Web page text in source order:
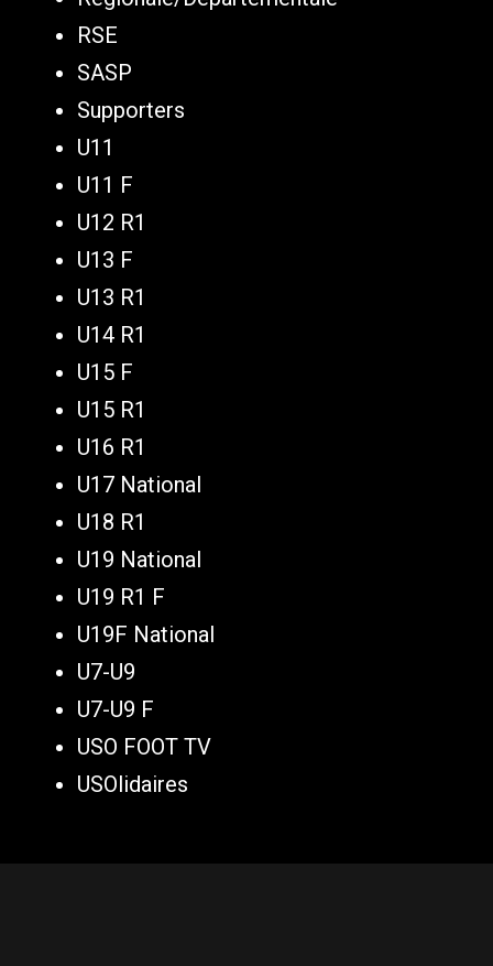
RSE
SASP
Supporters
U11
U11 F
U12 R1
U13 F
U13 R1
U14 R1
U15 F
U15 R1
U16 R1
U17 National
U18 R1
U19 National
U19 R1 F
U19F National
U7-U9
U7-U9 F
USO FOOT TV
USOlidaires